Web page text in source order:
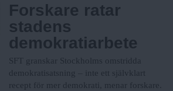
Forskare ratar
stadens
demokratiarbete
SFT granskar Stockholms omstridda
demokratisatsning – inte ett självklart
recept för mer demokrati, menar forskare.